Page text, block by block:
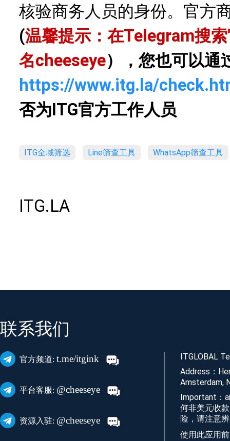
核验商务人员的身份。官方
(温馨提示：在Telegram搜
名cheeseye），您也可以通
https://www.itg.la/
否为ITG官方工作人员
ITG全域筛选 Line筛查工具 WhatsApp筛查工具
ITG.LA
联系我们
官方频道: t.me/itgink
平台客服: @cheeseye
资源入驻: @cheeseye
ITGLOBAL
Address：
Amsterdam,
Important：
何非美元收
险，请注意
使用此应用